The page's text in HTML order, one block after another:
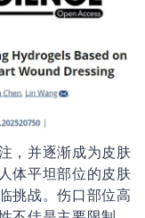
，并逐渐成为皮肤
体平坦部位的皮肤
挑战。伤口部位高